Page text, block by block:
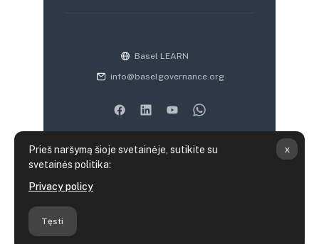
Prieš naršymą šioje svetainėje, sutikite su
svetainės politika:
Privacy policy
Tęsti
x
Basel LEARN
info@baselgovernance.org
Parsisiųsti mobiliąją programėlę
Persijungti į standartinę temą